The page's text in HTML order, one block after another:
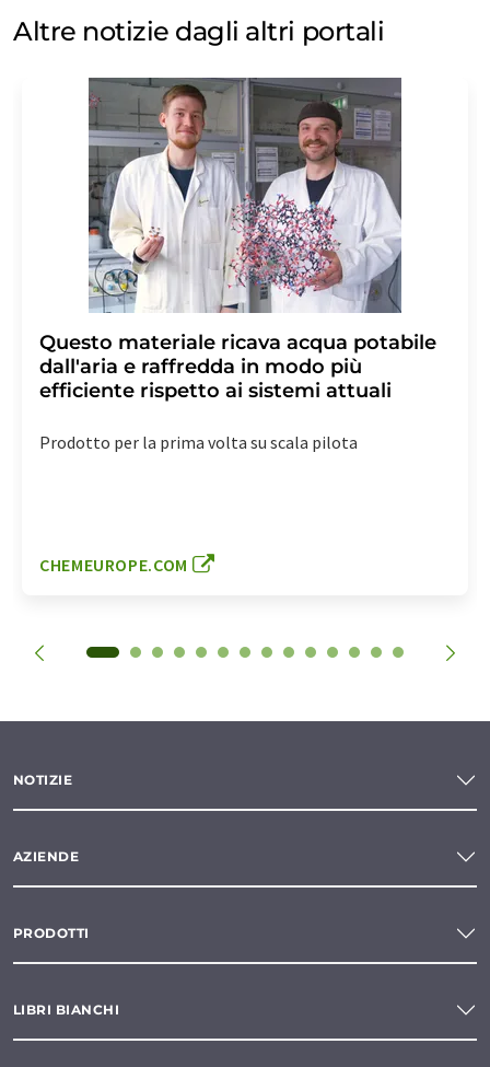
Altre notizie dagli altri portali
Questo materiale ricava acqua potabile
dall'aria e raffredda in modo più
efficiente rispetto ai sistemi attuali
Prodotto per la prima volta su scala pilota
CHEMEUROPE.COM
NOTIZIE
AZIENDE
PRODOTTI
LIBRI BIANCHI